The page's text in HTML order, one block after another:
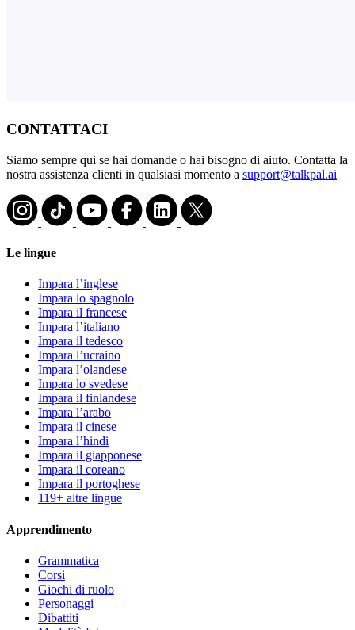
CONTATTACI
Siamo sempre qui se hai domande o hai bisogno di aiuto. Contatta la
nostra assistenza clienti in qualsiasi momento a support@talkpal.ai
Le lingue
Impara l’inglese
Impara lo spagnolo
Impara il francese
Impara l’italiano
Impara il tedesco
Impara l’ucraino
Impara l’olandese
Impara lo svedese
Impara il finlandese
Impara l’arabo
Impara il cinese
Impara l’hindi
Impara il giapponese
Impara il coreano
Impara il portoghese
119+ altre lingue
Apprendimento
Grammatica
Corsi
Giochi di ruolo
Personaggi
Dibattiti